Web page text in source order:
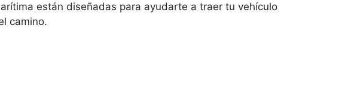
están diseñadas para ayudarte a traer tu vehículo
camino.